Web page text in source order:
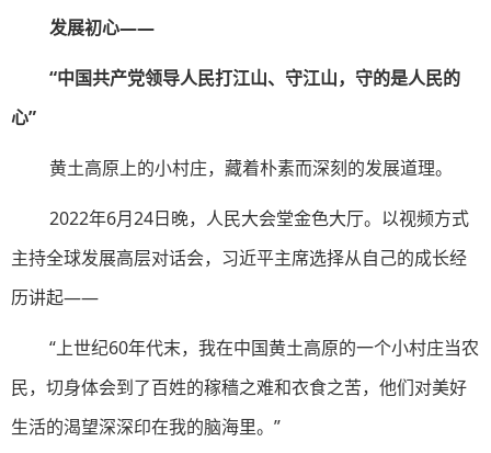
发展初心——
“中国共产党领导人民打江山、守江山，守的是人民的
心”
黄土高原上的小村庄，藏着朴素而深刻的发展道理。
2022年6月24日晚，人民大会堂金色大厅。以视频方式
主持全球发展高层对话会，习近平主席选择从自己的成长经
历讲起——
“上世纪60年代末，我在中国黄土高原的一个小村庄当农
民，切身体会到了百姓的稼穑之难和衣食之苦，他们对美好
生活的渴望深深印在我的脑海里。”